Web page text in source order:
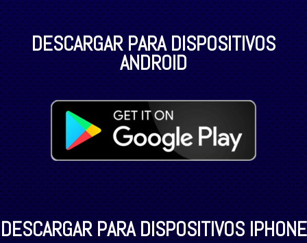
DESCARGAR PARA DISPOSITIVOS
ANDROID
DESCARGAR PARA DISPOSITIVOS IPHONE